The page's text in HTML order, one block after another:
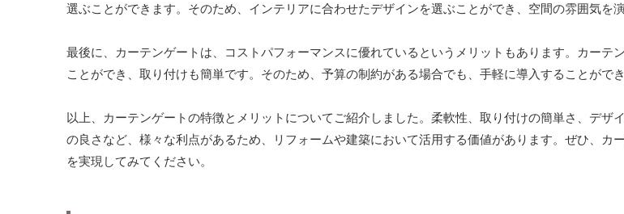
選ぶことができます。そのため、インテリアに合わせたデザインを選ぶことができ、空間の雰囲気を
最後に、カーテンゲートは、コストパフォーマンスに優れているというメリットもあります。カーテ
ことができ、取り付けも簡単です。そのため、予算の制約がある場合でも、手軽に導入することができ
以上、カーテンゲートの特徴とメリットについてご紹介しました。柔軟性、取り付けの簡単さ、デザ
の良さなど、様々な利点があるため、リフォームや建築において活用する価値があります。ぜひ、カ
を実現してみてください。